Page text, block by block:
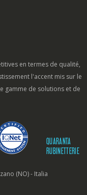
en termes de qualité,
l'accent mis sur le
gamme de solutions et de
QUARANTA
RUBINETTERIE
(NO) - Italia